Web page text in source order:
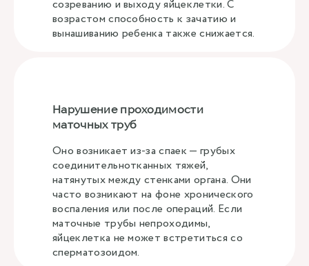
созреванию и выходу яйцеклетки. С
возрастом способность к зачатию и
вынашиванию ребенка также снижается.
Нарушение проходимости
маточных труб
Оно возникает из-за спаек — грубых
соединительнотканных тяжей,
натянутых между стенками органа. Они
часто возникают на фоне хронического
воспаления или после операций. Если
маточные трубы непроходимы,
яйцеклетка не может встретиться со
сперматозоидом.